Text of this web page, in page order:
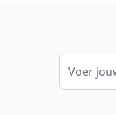
E-mail adres